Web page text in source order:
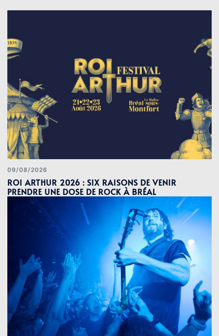
09/08/2026
ROI ARTHUR 2026 : SIX RAISONS DE VENIR
PRENDRE UNE DOSE DE ROCK À BRÉAL